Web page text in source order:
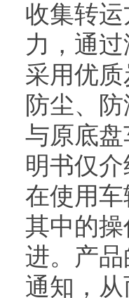
收集转
力，通
采用优
防尘、
与原底
明书仅
在使用
其中的
进。产
通知，